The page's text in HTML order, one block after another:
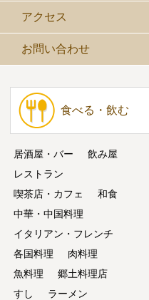
アクセス
お問い合わせ
食べる・飲む
居酒屋・バー
飲み屋
レストラン
喫茶店・カフェ
和食
中華・中国料理
イタリアン・フレンチ
各国料理
肉料理
魚料理
郷土料理店
すし
ラーメン